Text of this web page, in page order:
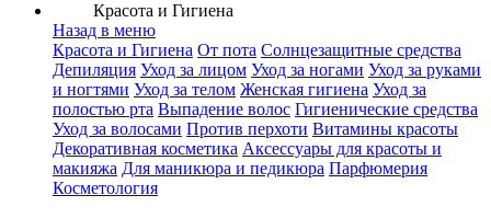
Красота и Гигиена
Назад в меню
Красота и Гигиена От пота Солнцезащитные средства
Депиляция Уход за лицом Уход за ногами Уход за руками
и ногтями Уход за телом Женская гигиена Уход за
полостью рта Выпадение волос Гигиенические средства
Уход за волосами Против перхоти Витамины красоты
Декоративная косметика Аксессуары для красоты и
макияжа Для маникюра и педикюра Парфюмерия
Косметология